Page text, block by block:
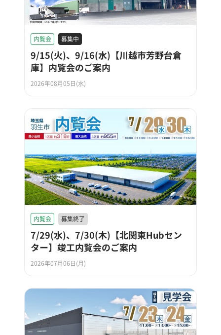
内覧会 募集中
9/15(火)、9/16(水)【川越市芳野台倉
庫】内覧会のご案内
2026年08月05日(水)
内覧会 募集終了
7/29(水)、7/30(木)【北関東Hubセン
ター】竣工内覧会のご案内
2026年07月06日(月)